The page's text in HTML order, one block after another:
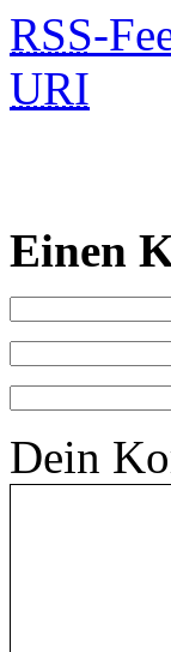
RSS-
URI
Einen
Dein